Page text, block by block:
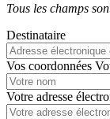
Tous les champs
Destinataire
Vos coordonnées
Votre adresse